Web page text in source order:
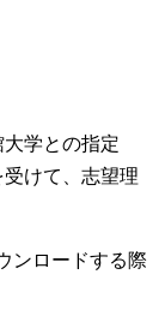
学との指定
けて、志望理
ンロードする際